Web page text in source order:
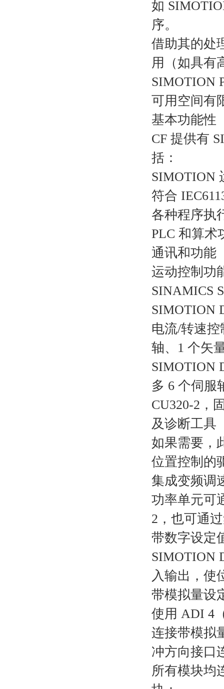
如
序。
借助其的处
用（如具有
SIMOTION
可用空间有
基本功能性
CF 提供有
括：
SIMOTION
符合
各种程序执
PLC 和算术
通讯和功能
运动控制功
SINAMICS
SIMOTION
电流/转速
轴、1 个矢
SIMOTION
多 6 个伺服
CU320-2，
及诊断工具
如果需要，
位置控制的
集成变频调
功率单元可
2，也可通
带数字设定
SIMOTION
入输出，使
带模拟量设
使用 ADI 4
连接带模拟
冲方向接口
所有模块均